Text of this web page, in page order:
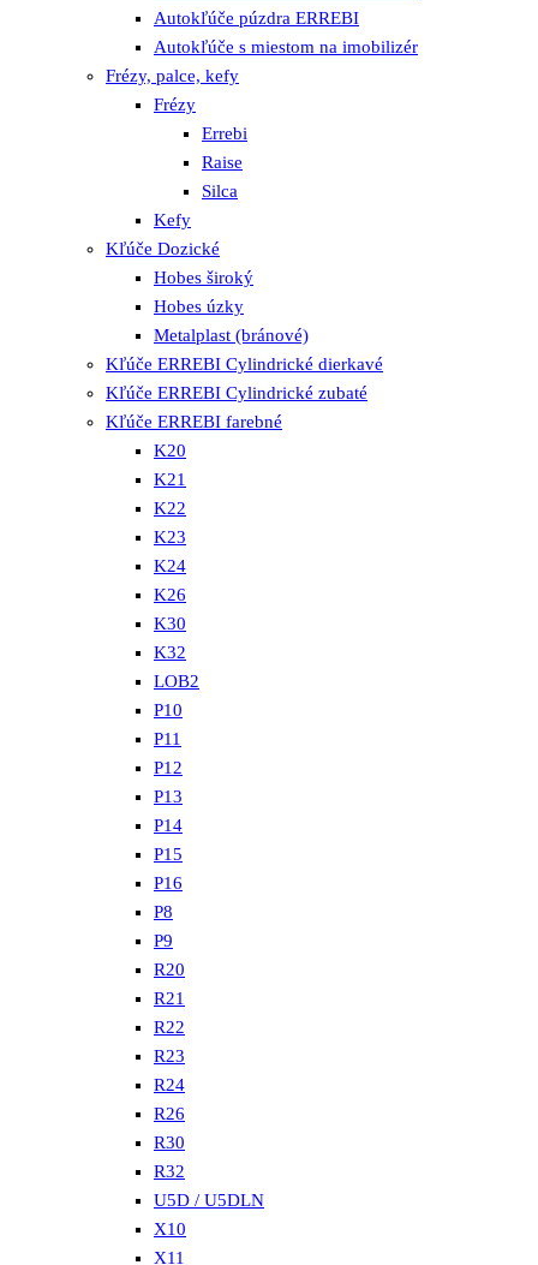
Autokľúče púzdra ERREBI
Autokľúče s miestom na imobilizér
Frézy, palce, kefy
Frézy
Errebi
Raise
Silca
Kefy
Kľúče Dozické
Hobes široký
Hobes úzky
Metalplast (bránové)
Kľúče ERREBI Cylindrické dierkavé
Kľúče ERREBI Cylindrické zubaté
Kľúče ERREBI farebné
K20
K21
K22
K23
K24
K26
K30
K32
LOB2
P10
P11
P12
P13
P14
P15
P16
P8
P9
R20
R21
R22
R23
R24
R26
R30
R32
U5D / U5DLN
X10
X11